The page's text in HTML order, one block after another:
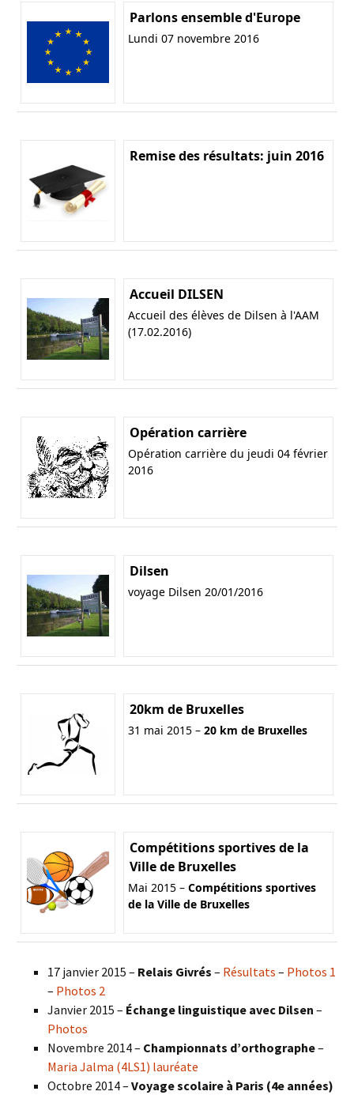
Parlons ensemble d'Europe
Lundi 07 novembre 2016
Remise des résultats: juin 2016
Accueil DILSEN
Accueil des élèves de Dilsen à l'AAM
(17.02.2016)
Opération carrière
Opération carrière du jeudi 04 février
2016
Dilsen
voyage Dilsen 20/01/2016
20km de Bruxelles
31 mai 2015 – 20 km de Bruxelles
Compétitions sportives de la
Ville de Bruxelles
Mai 2015 – Compétitions sportives
de la Ville de Bruxelles
17 janvier 2015 – Relais Givrés – Résultats – Photos 1
– Photos 2
Janvier 2015 – Échange linguistique avec Dilsen –
Photos
Novembre 2014 – Championnats d’orthographe–
Maria Jalma (4LS1) lauréate
Octobre 2014 – Voyage scolaire à Paris (4e années)